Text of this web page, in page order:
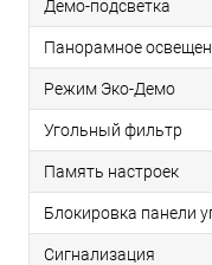
Демо-подсветка
Панорамное
Режим Эко-Демо
Угольный фильтр
Память настроек
Блокировка панели
Сигнализация